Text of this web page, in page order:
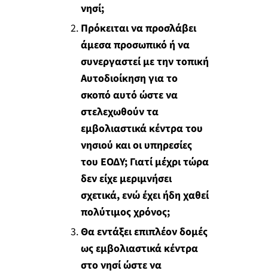
νησί;
Πρόκειται να προσλάβει
άμεσα προσωπικό ή να
συνεργαστεί με την τοπική
Αυτοδιοίκηση για το
σκοπό αυτό ώστε να
στελεχωθούν τα
εμβολιαστικά κέντρα του
νησιού και οι υπηρεσίες
του ΕΟΔΥ; Γιατί μέχρι τώρα
δεν είχε μεριμνήσει
σχετικά, ενώ έχει ήδη χαθεί
πολύτιμος χρόνος;
Θα εντάξει επιπλέον δομές
ως εμβολιαστικά κέντρα
στο νησί ώστε να